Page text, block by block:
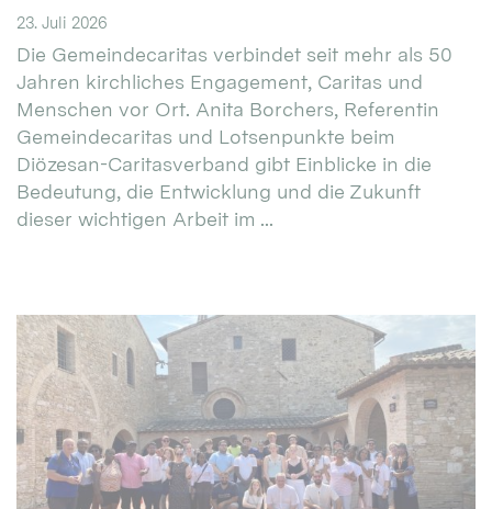
23. Juli 2026
Die Gemeindecaritas verbindet seit mehr als 50
Jahren kirchliches Engagement, Caritas und
Menschen vor Ort. Anita Borchers, Referentin
Gemeindecaritas und Lotsenpunkte beim
Diözesan-Caritasverband gibt Einblicke in die
Bedeutung, die Entwicklung und die Zukunft
dieser wichtigen Arbeit im ...